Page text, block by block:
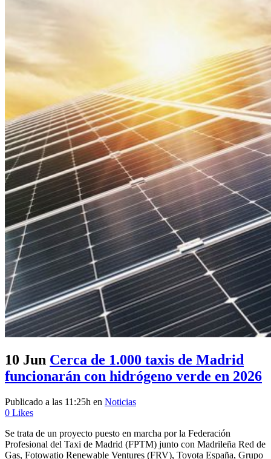
10 Jun Cerca de 1.000 taxis de Madrid
funcionarán con hidrógeno verde en 2026
Publicado a las 11:25h en Noticias
0 Likes
Se trata de un proyecto puesto en marcha por la Federación
Profesional del Taxi de Madrid (FPTM) junto con Madrileña Red de
Gas, Fotowatio Renewable Ventures (FRV), Toyota España, Grupo